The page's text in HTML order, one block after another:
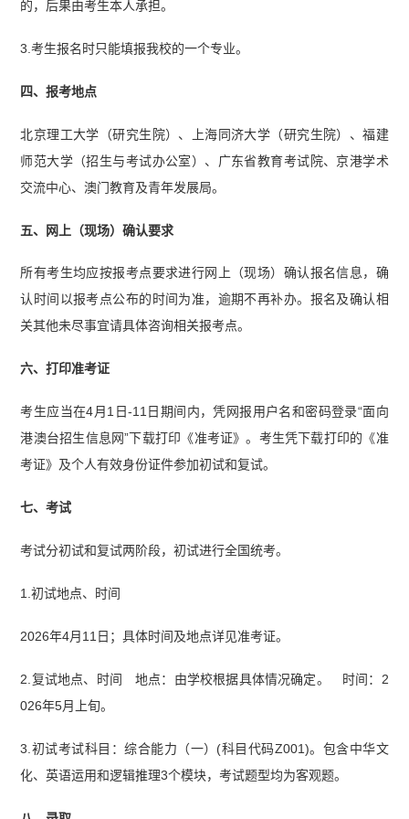
的，后果由考生本人承担。
3.考生报名时只能填报我校的一个专业。
四、报考地点
北京理工大学（研究生院）、上海同济大学（研究生院）、福建
师范大学（招生与考试办公室）、广东省教育考试院、京港学术
交流中心、澳门教育及青年发展局。
五、网上（现场）确认要求
所有考生均应按报考点要求进行网上（现场）确认报名信息，确
认时间以报考点公布的时间为准，逾期不再补办。报名及确认相
关其他未尽事宜请具体咨询相关报考点。
六、打印准考证
考生应当在4月1日-11日期间内，凭网报用户名和密码登录“面向
港澳台招生信息网”下载打印《准考证》。考生凭下载打印的《准
考证》及个人有效身份证件参加初试和复试。
七、考试
考试分初试和复试两阶段，初试进行全国统考。
1.初试地点、时间
2026年4月11日；具体时间及地点详见准考证。
2.复试地点、时间 地点：由学校根据具体情况确定。 时间：2
026年5月上旬。
3.初试考试科目：综合能力（一）(科目代码Z001)。包含中华文
化、英语运用和逻辑推理3个模块，考试题型均为客观题。